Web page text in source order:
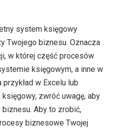
system księgowy
Twojego biznesu. Oznacza
w której część procesów
księgowym, a inne w
w Excelu lub
zwróć uwagę, aby
biznesu. Aby to zrobić,
biznesowe Twojej